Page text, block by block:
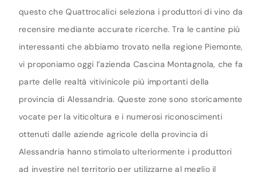
questo che Quattrocalici seleziona i produttori di vino da
recensire mediante accurate ricerche. Tra le cantine più
interessanti che abbiamo trovato nella regione Piemonte,
vi proponiamo oggi l’azienda Cascina Montagnola, che fa
parte delle realtà vitivinicole più importanti della
provincia di Alessandria. Queste zone sono storicamente
vocate per la viticoltura e i numerosi riconoscimenti
ottenuti dalle aziende agricole della provincia di
Alessandria hanno stimolato ulteriormente i produttori
ad investire nel territorio per utilizzarne al meglio il